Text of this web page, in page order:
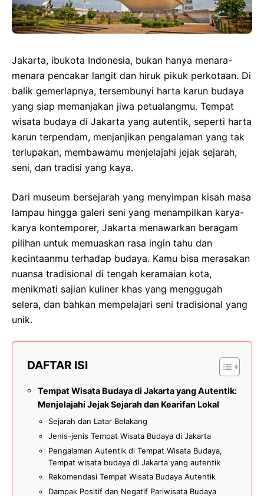
Jakarta, ibukota Indonesia, bukan hanya menara-
menara pencakar langit dan hiruk pikuk perkotaan. Di
balik gemerlapnya, tersembunyi harta karun budaya
yang siap memanjakan jiwa petualangmu. Tempat
wisata budaya di Jakarta yang autentik, seperti harta
karun terpendam, menjanjikan pengalaman yang tak
terlupakan, membawamu menjelajahi jejak sejarah,
seni, dan tradisi yang kaya.
Dari museum bersejarah yang menyimpan kisah masa
lampau hingga galeri seni yang menampilkan karya-
karya kontemporer, Jakarta menawarkan beragam
pilihan untuk memuaskan rasa ingin tahu dan
kecintaanmu terhadap budaya. Kamu bisa merasakan
nuansa tradisional di tengah keramaian kota,
menikmati sajian kuliner khas yang menggugah
selera, dan bahkan mempelajari seni tradisional yang
unik.
DAFTAR ISI
Tempat Wisata Budaya di Jakarta yang Autentik:
Menjelajahi Jejak Sejarah dan Kearifan Lokal
Sejarah dan Latar Belakang
Jenis-jenis Tempat Wisata Budaya di Jakarta
Pengalaman Autentik di Tempat Wisata Budaya,
Tempat wisata budaya di Jakarta yang autentik
Rekomendasi Tempat Wisata Budaya Autentik
Dampak Positif dan Negatif Pariwisata Budaya